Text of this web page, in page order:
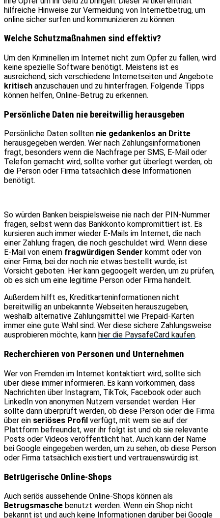
hilfreiche Hinweise zur Vermeidung von Internetbetrug, um
online sicher surfen und kommunizieren zu können.
Welche Schutzmaßnahmen sind effektiv?
Um den Kriminellen im Internet nicht zum Opfer zu fallen, wird
keine spezielle Software benötigt. Meistens ist es
ausreichend, sich verschiedene Internetseiten und Angebote
kritisch anzuschauen und zu hinterfragen. Folgende Tipps
können helfen, Online-Betrug zu erkennen.
Persönliche Daten nie bereitwillig herausgeben
Persönliche Daten sollten nie gedankenlos an Dritte
herausgegeben werden. Wer nach Zahlungsinformationen
fragt, besonders wenn die Nachfrage per SMS, E-Mail oder
Telefon gemacht wird, sollte vorher gut überlegt werden, ob
die Person oder Firma tatsächlich diese Informationen
benötigt.
So würden Banken beispielsweise nie nach der PIN-Nummer
fragen, selbst wenn das Bankkonto kompromittiert ist. Es
kursieren auch immer wieder E-Mails im Internet, die nach
einer Zahlung fragen, die noch geschuldet wird. Wenn diese
E-Mail von einem fragwürdigen Sender kommt oder von
einer Firma, bei der noch nie etwas bestellt wurde, ist
Vorsicht geboten. Hier kann gegoogelt werden, um zu prüfen,
ob es sich um eine legitime Person oder Firma handelt.
Außerdem hilft es, Kreditkarteninformationen nicht
bereitwillig an unbekannte Webseiten herauszugeben,
weshalb alternative Zahlungsmittel wie Prepaid-Karten
immer eine gute Wahl sind. Wer diese sichere Zahlungsweise
ausprobieren möchte, kann hier die PaysafeCard kaufen.
Recherchieren von Personen und Unternehmen
Wer von Fremden im Internet kontaktiert wird, sollte sich
über diese immer informieren. Es kann vorkommen, dass
Nachrichten über Instagram, TikTok, Facebook oder auch
LinkedIn von anonymen Nutzern versendet werden. Hier
sollte dann überprüft werden, ob diese Person oder die Firma
über ein seriöses Profil verfügt, mit wem sie auf der
Plattform befreundet, wer ihr folgt ist und ob sie relevante
Posts oder Videos veröffentlicht hat. Auch kann der Name
bei Google eingegeben werden, um zu sehen, ob diese Person
oder Firma tatsächlich existiert und vertrauenswürdig ist.
Betrügerische Online-Shops
Auch seriös aussehende Online-Shops können als
Betrugsmasche benutzt werden. Wenn ein Shop nicht
bekannt ist und auch keine Informationen darüber bei Google